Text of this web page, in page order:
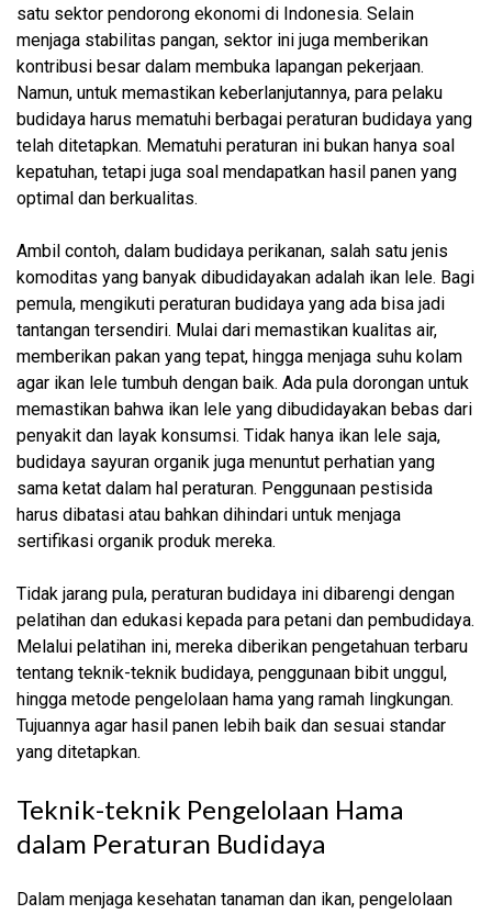
satu sektor pendorong ekonomi di Indonesia. Selain
menjaga stabilitas pangan, sektor ini juga memberikan
kontribusi besar dalam membuka lapangan pekerjaan.
Namun, untuk memastikan keberlanjutannya, para pelaku
budidaya harus mematuhi berbagai peraturan budidaya yang
telah ditetapkan. Mematuhi peraturan ini bukan hanya soal
kepatuhan, tetapi juga soal mendapatkan hasil panen yang
optimal dan berkualitas.
Ambil contoh, dalam budidaya perikanan, salah satu jenis
komoditas yang banyak dibudidayakan adalah ikan lele. Bagi
pemula, mengikuti peraturan budidaya yang ada bisa jadi
tantangan tersendiri. Mulai dari memastikan kualitas air,
memberikan pakan yang tepat, hingga menjaga suhu kolam
agar ikan lele tumbuh dengan baik. Ada pula dorongan untuk
memastikan bahwa ikan lele yang dibudidayakan bebas dari
penyakit dan layak konsumsi. Tidak hanya ikan lele saja,
budidaya sayuran organik juga menuntut perhatian yang
sama ketat dalam hal peraturan. Penggunaan pestisida
harus dibatasi atau bahkan dihindari untuk menjaga
sertifikasi organik produk mereka.
Tidak jarang pula, peraturan budidaya ini dibarengi dengan
pelatihan dan edukasi kepada para petani dan pembudidaya.
Melalui pelatihan ini, mereka diberikan pengetahuan terbaru
tentang teknik-teknik budidaya, penggunaan bibit unggul,
hingga metode pengelolaan hama yang ramah lingkungan.
Tujuannya agar hasil panen lebih baik dan sesuai standar
yang ditetapkan.
Teknik-teknik Pengelolaan Hama
dalam Peraturan Budidaya
Dalam menjaga kesehatan tanaman dan ikan, pengelolaan